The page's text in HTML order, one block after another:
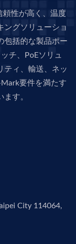
頼性が高く、温度
ングソリューショ
包括的な製品ポー
チ、PoEソリュ
ティ、輸送、ネッ
Mark要件を満たす
す。
City 114064,